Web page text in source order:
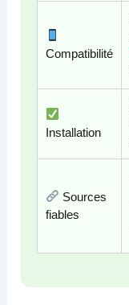
Compatibilité
Installation
Sources
fiables